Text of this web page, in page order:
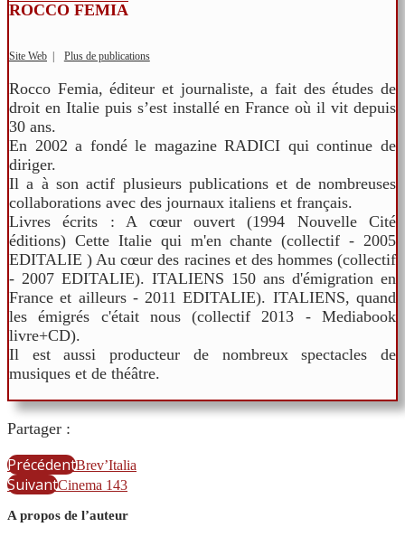
ROCCO FEMIA
Site Web Plus de publications
Rocco Femia, éditeur et journaliste, a fait des études de
droit en Italie puis s’est installé en France où il vit depuis
30 ans.
En 2002 a fondé le magazine RADICI qui continue de
diriger.
Il a à son actif plusieurs publications et de nombreuses
collaborations avec des journaux italiens et français.
Livres écrits : A cœur ouvert (1994 Nouvelle Cité
éditions) Cette Italie qui m'en chante (collectif - 2005
EDITALIE ) Au cœur des racines et des hommes (collectif
- 2007 EDITALIE). ITALIENS 150 ans d'émigration en
France et ailleurs - 2011 EDITALIE). ITALIENS, quand
les émigrés c'était nous (collectif 2013 - Mediabook
livre+CD).
Il est aussi producteur de nombreux spectacles de
musiques et de théâtre.
Partager :
PrécédentBrev’Italia
SuivantCinema 143
A propos de l’auteur